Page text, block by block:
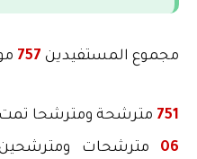
مجموع المستفيدين 757
751 مترشحة ومترشحا تمت
06
مترشحات